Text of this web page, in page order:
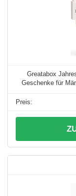
Greatabox
Geschenke für